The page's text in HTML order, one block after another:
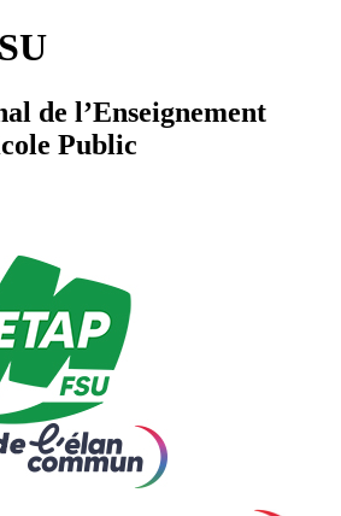
de l’Enseignement
Public